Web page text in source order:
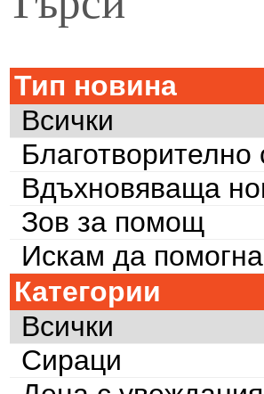
Тип новина
Всички
Благотворително
Вдъхновяваща
Зов за помощ
Искам да помогна
Категории
Всички
Сираци